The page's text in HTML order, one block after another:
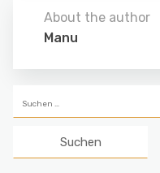
About the author
Manu
nach: